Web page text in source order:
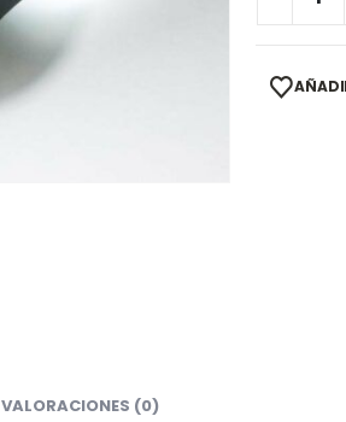
VALORACIONES (0)